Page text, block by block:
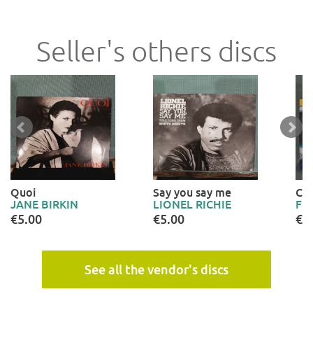
Seller's others discs
Quoi
JANE BIRKIN
€5.00
Say you say me
LIONEL RICHIE
€5.00
See all the vendor's discs